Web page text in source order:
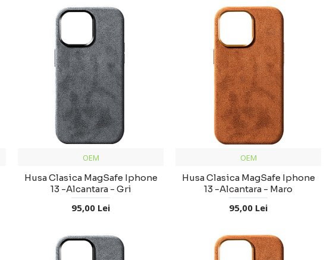
OEM
Husa Clasica MagSafe Iphone
13 -Alcantara - Gri
95,00 Lei
OEM
Husa Clasica MagSafe Iphone
13 -Alcantara - Maro
95,00 Lei